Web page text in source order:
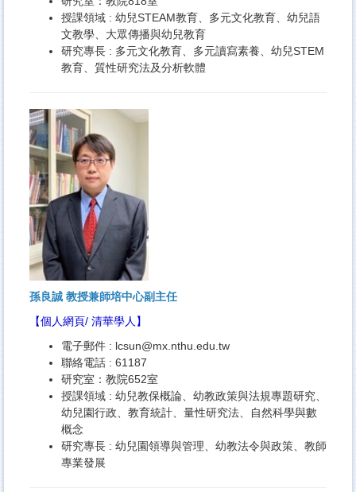
授課領域 : 幼兒STEAM教育、多元文化教育、幼兒語
文教學、大眾傳播與幼兒教育
研究專長 : 多元文化教育、多元讀寫素養、幼兒STEM
教育、質性研究法及分析軟體
孫良誠 教授兼師培中心副主任
【個人網頁/ 清華學人 】
電子郵件 : lcsun@mx.nthu.edu.tw
聯絡電話 : 61187
研究室：教院652室
授課領域 : 幼兒教保概論、幼教政策與法規專題研究、
幼兒園行政、教育統計、量性研究法、自然科學與數
概念
研究專長 : 幼兒園領導與管理、幼教法令與政策、教師
專業發展